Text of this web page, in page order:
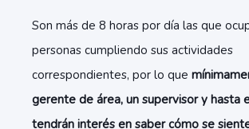
Son más de 8 horas por día las que
personas cumpliendo sus actividades
correspondientes, por lo que
gerente de área, un supervisor y hasta
tendrán interés en saber cómo se